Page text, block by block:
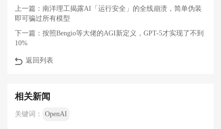
上一篇： 南洋理工揭露AI「运行安全」的全线崩溃，简单伪装
即可骗过所有模型
下一篇： 按照Bengio等大佬的AGI新定义，GPT-5才实现了不到
10%
返回列表
相关新闻
关键词： OpenAI